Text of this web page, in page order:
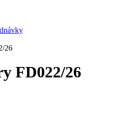
26
FD022/26